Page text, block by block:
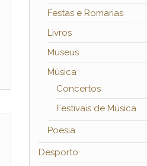
Festas e Romarias
Livros
Museus
Música
Concertos
Festivais de Música
Poesia
Desporto